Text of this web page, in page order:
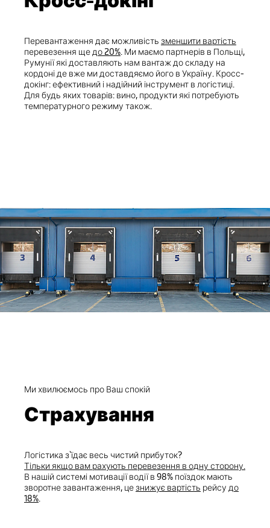
Перевантаження дає можливість зменшити вартість
перевезення щедо 20%. Ми маємо партнерів в Польщі,
Румунії які доставляють нам вантаж до складу на
кордоні де вже ми доставдяємо його в Україну. Кросс-
докінг: ефективний і надійний інструмент в логістиці.
Для будь яких товарів: вино, продукти які потребують
температурного режиму також.
Ми хвилюємось про Ваш спокій
Страхування
Логістика з`їдає весь чистий прибуток?
Тільки якщо вам рахують перевезення в одну сторону.
В нашій системі мотивації водії в 98% поїздок мають
зворотне завантаження, цезнижує вартість рейсу до
18%